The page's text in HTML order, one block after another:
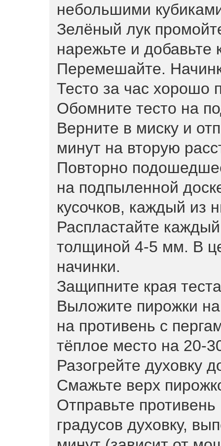
небольшими
Зелёный лук
нарежьте и
Перемешайте.
Тесто за час хорошо
Обомните тесто на
Верните в миску и
минут на вторую
Повторно
на подпыленной
кусочков, каждый из
Распластайте
толщиной 4-5 мм. В
начинки.
Защипните края
Выложите пирожки на
на противень с
тёплое место на 20-
Разогрейте духовку
Смажьте верх
Отправьте
градусов духовку,